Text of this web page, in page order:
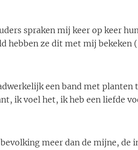
spraken mij keer op keer
hebben ze dit met mij bekeken
een band met
ik voel het, ik heb een liefde
meer dan de mijne, de